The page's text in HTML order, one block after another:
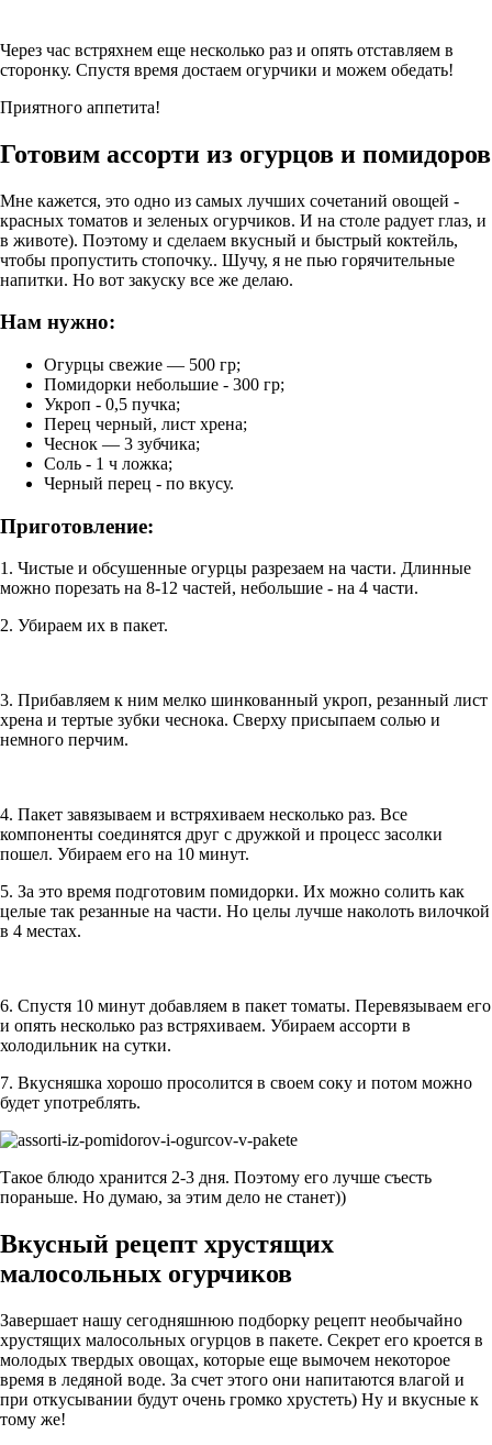
Через час встряхнем еще несколько раз и опять отставляем в
сторонку. Спустя время достаем огурчики и можем обедать!
Приятного аппетита!
Готовим ассорти из огурцов и помидоров
Мне кажется, это одно из самых лучших сочетаний овощей -
красных томатов и зеленых огурчиков. И на столе радует глаз, и
в животе). Поэтому и сделаем вкусный и быстрый коктейль,
чтобы пропустить стопочку.. Шучу, я не пью горячительные
напитки. Но вот закуску все же делаю.
Нам нужно:
Огурцы свежие — 500 гр;
Помидорки небольшие - 300 гр;
Укроп - 0,5 пучка;
Перец черный, лист хрена;
Чеснок — 3 зубчика;
Соль - 1 ч ложка;
Черный перец - по вкусу.
Приготовление:
1. Чистые и обсушенные огурцы разрезаем на части. Длинные
можно порезать на 8-12 частей, небольшие - на 4 части.
2. Убираем их в пакет.
3. Прибавляем к ним мелко шинкованный укроп, резанный лист
хрена и тертые зубки чеснока. Сверху присыпаем солью и
немного перчим.
4. Пакет завязываем и встряхиваем несколько раз. Все
компоненты соединятся друг с дружкой и процесс засолки
пошел. Убираем его на 10 минут.
5. За это время подготовим помидорки. Их можно солить как
целые так резанные на части. Но целы лучше наколоть вилочкой
в 4 местах.
6. Спустя 10 минут добавляем в пакет томаты. Перевязываем его
и опять несколько раз встряхиваем. Убираем ассорти в
холодильник на сутки.
7. Вкусняшка хорошо просолится в своем соку и потом можно
будет употреблять.
Такое блюдо хранится 2-3 дня. Поэтому его лучше съесть
пораньше. Но думаю, за этим дело не станет))
Вкусный рецепт хрустящих
малосольных огурчиков
Завершает нашу сегодняшнюю подборку рецепт необычайно
хрустящих малосольных огурцов в пакете. Секрет его кроется в
молодых твердых овощах, которые еще вымочем некоторое
время в ледяной воде. За счет этого они напитаются влагой и
при откусывании будут очень громко хрустеть) Ну и вкусные к
тому же!